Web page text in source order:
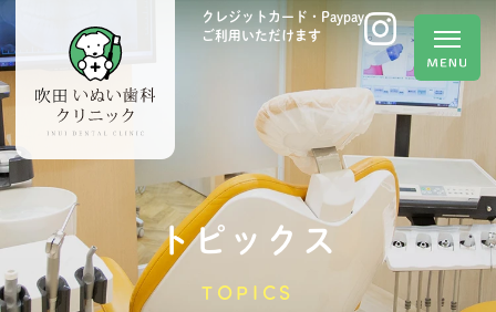
クレジットカード・Paypay
ご利用いただけます
トピックス
TOPICS